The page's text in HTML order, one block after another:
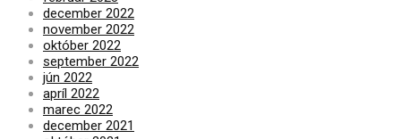
december 2022
november 2022
október 2022
september 2022
jún 2022
apríl 2022
marec 2022
december 2021